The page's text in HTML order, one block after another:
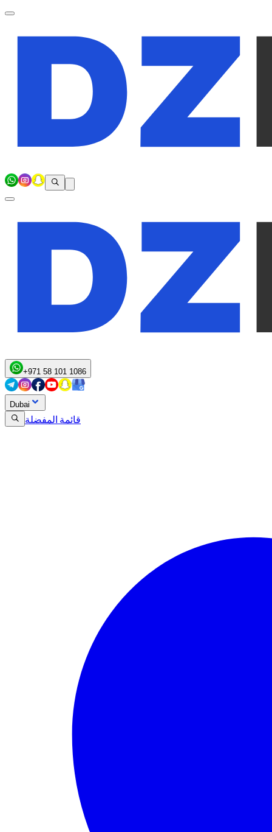
+971 58 101 1086
Dubai
قائمة المفضلة